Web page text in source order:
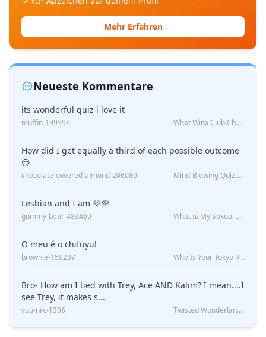
Mehr Erfahren
Neueste Kommentare
its wonderful quiz i love it
muffin-139398 What Winx Club Character Are You?
How did I get equally a third of each possible outcome
😏
chocolate-covered-almond-206080 Mind-Blowing Quiz Reveals: Will I Be Alone Forever?
Lesbian and I am 💜💜
gummy-bear-483469 What Is My Sexual Orientation: Uncovered
O meu é o chifuyu!
brownie-159237 Who Is Your Tokyo Revengers Boyfriend?
Bro- How am I tied with Trey, Ace AND Kalim? I mean....I
see Trey, it makes s...
yuu-nrc-1306 Twisted Wonderland Kin Quiz